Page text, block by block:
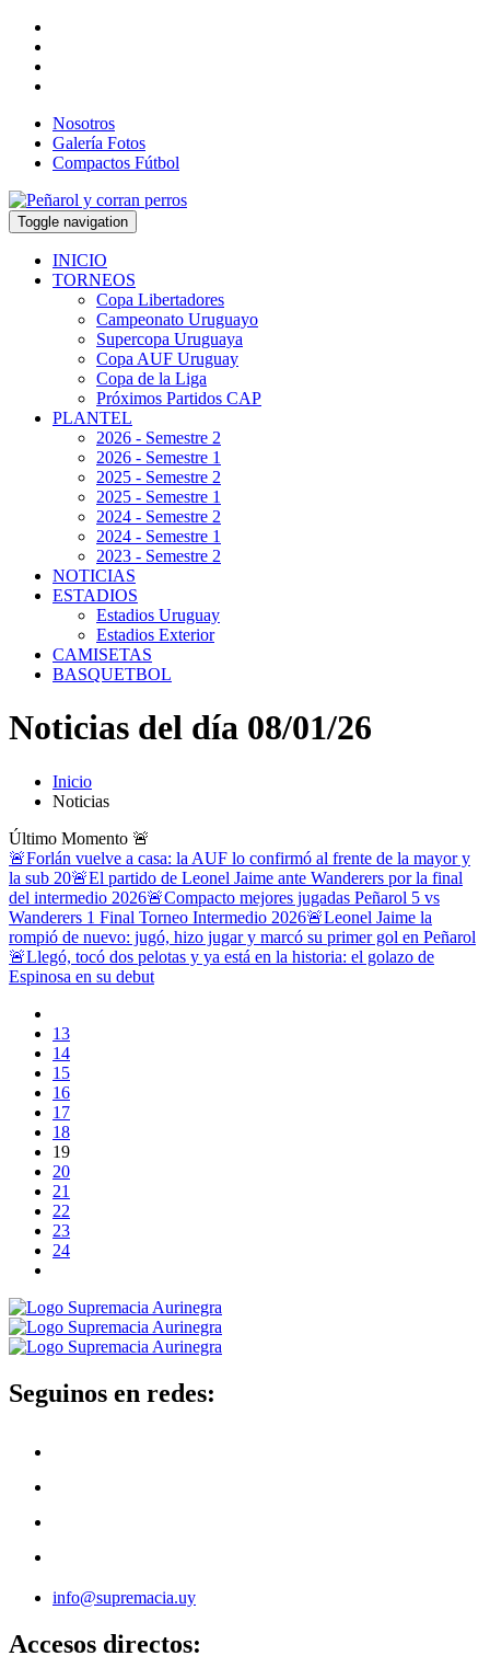
Nosotros
Galería Fotos
Compactos Fútbol
Toggle navigation
INICIO
TORNEOS
Copa Libertadores
Campeonato Uruguayo
Supercopa Uruguaya
Copa AUF Uruguay
Copa de la Liga
Próximos Partidos CAP
PLANTEL
2026 - Semestre 2
2026 - Semestre 1
2025 - Semestre 2
2025 - Semestre 1
2024 - Semestre 2
2024 - Semestre 1
2023 - Semestre 2
NOTICIAS
ESTADIOS
Estadios Uruguay
Estadios Exterior
CAMISETAS
BASQUETBOL
Noticias del día 08/01/26
Inicio
Noticias
Último Momento 🚨
🚨Forlán vuelve a casa: la AUF lo confirmó al frente de la mayor y
la sub 20🚨El partido de Leonel Jaime ante Wanderers por la final
del intermedio 2026🚨Compacto mejores jugadas Peñarol 5 vs
Wanderers 1 Final Torneo Intermedio 2026🚨Leonel Jaime la
rompió de nuevo: jugó, hizo jugar y marcó su primer gol en Peñarol
🚨Llegó, tocó dos pelotas y ya está en la historia: el golazo de
Espinosa en su debut
13
14
15
16
17
18
19
20
21
22
23
24
Seguinos en redes:
info@supremacia.uy
Accesos directos: